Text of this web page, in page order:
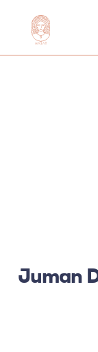
متجر
Juman